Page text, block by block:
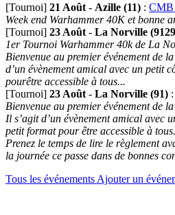
[Tournoi] 21 Août - Azille (11) : CMB
Week end Warhammer 40K et bonne
[Tournoi] 23 Août - La Norville
1er Tournoi Warhammer 40k de La
Bienvenue au premier événement de
d’un évènement amical avec un petit
pourêtre accessible à tous...
[Tournoi] 23 Août - La Norville (91) :
Bienvenue au premier événement de
Il s’agit d’un évènement amical avec
petit format pour être accessible à tous.
Prenez le temps de lire le règlement
la journée ce passe dans de bonnes
Tous les événements Ajouter un